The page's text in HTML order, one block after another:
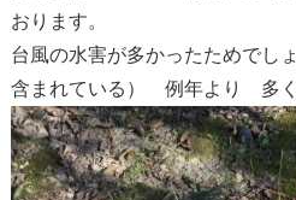
おります。
台風の水害が多かったためでし
含まれている） 例年より 多